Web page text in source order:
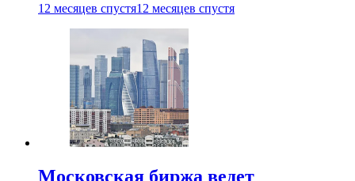
12 месяцев спустя12 месяцев спустя
Московская биржа ведет